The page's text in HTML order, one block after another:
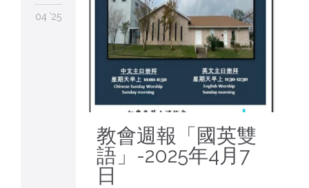
04 '25
教會週報「國英雙
語」-2025年4月7
日